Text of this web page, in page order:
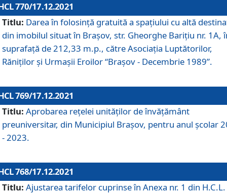
770/17.12.2021
Titlu: Darea în folosinţă gratuită a spaţiului cu altă
din imobilul situat în Braşov, str. Gheorghe Bariţiu nr. 1A,
suprafaţă de 212,33 m.p., către Asociaţia Luptătorilor,
Răniţilor şi Urmaşii Eroilor “Braşov - Decembrie 1989”.
769/17.12.2021
Titlu: Aprobarea reţelei unităţilor de învăţământ
preuniversitar, din Municipiul Braşov, pentru anul şcolar
- 2023.
768/17.12.2021
Titlu: Ajustarea tarifelor cuprinse în Anexa nr. 1 din H.C.L.